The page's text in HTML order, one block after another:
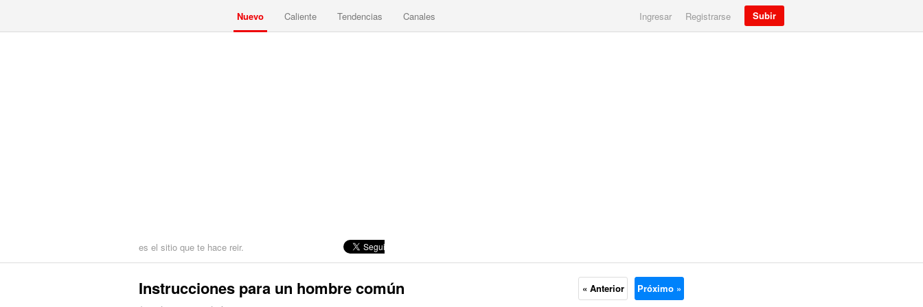
Nuevo Caliente Tendencias Canales Ingresar Registrarse Subir
es el sitio que te hace reir.
Instrucciones para un hombre común « Anterior Próximo »